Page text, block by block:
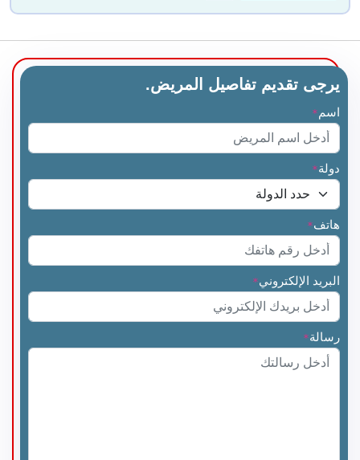
دكتور. نيراف بانسال دكتور. ألوك كومار جها
الدكتور سانجيف كابور
جويال
يرجى تقديم تفاصيل المريض.
اسم *
دولة*
هاتف*
البريد الإلكتروني*
رسالة*